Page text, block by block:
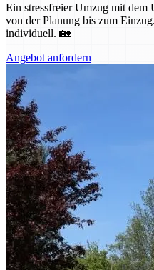
Ein stressfreier Umzug mit dem
von der Planung bis zum
individuell. 🏡
Angebot anfordern